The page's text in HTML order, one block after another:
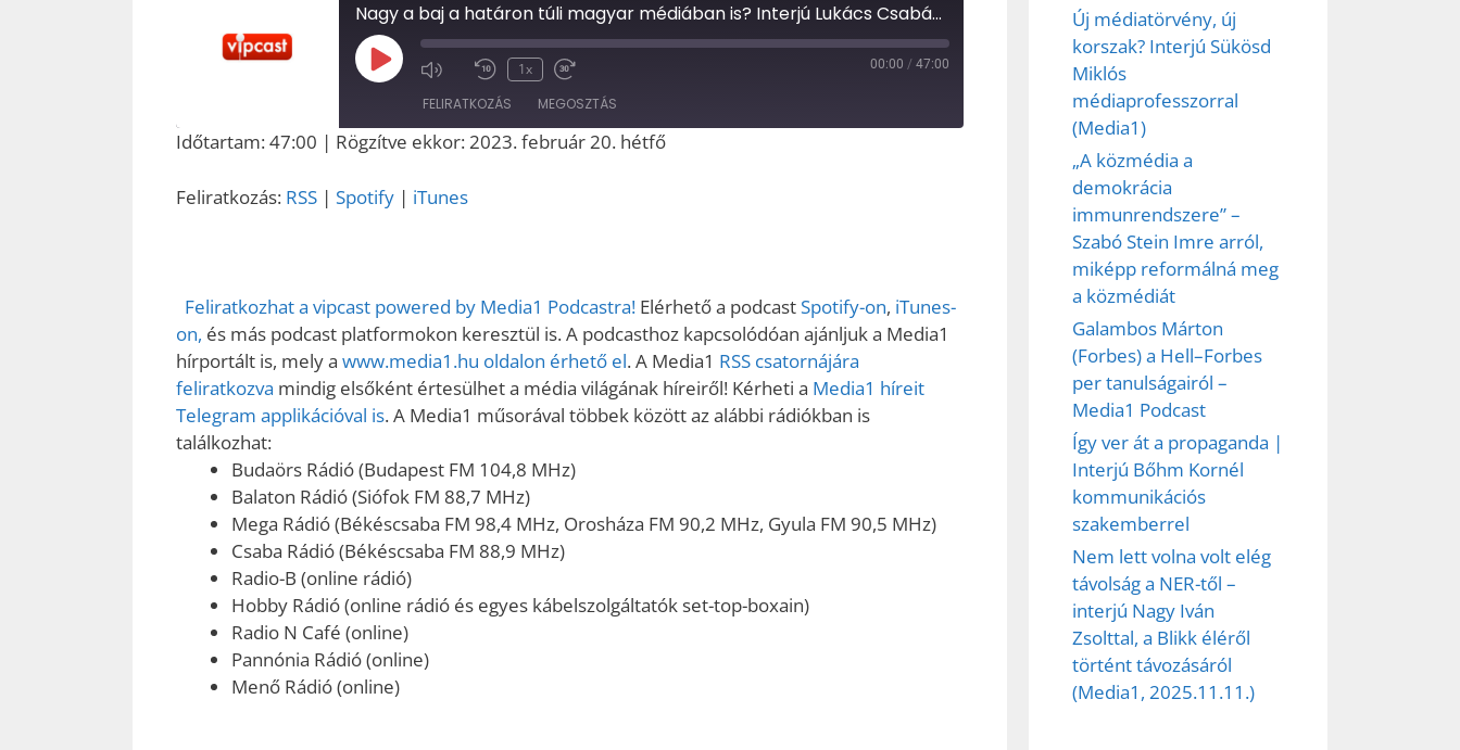
Nagy a baj a határon túli magyar médiában is? Interjú Lukács Csabával, a Magyar Hang lapigazgatójával (Media1, 2023.02.20.)
Play
Episode
1x 00:00 / 47:00
FELIRATKOZÁS MEGOSZTÁS
Időtartam: 47:00 | Rögzítve ekkor: 2023. február 20. hétfő
Feliratkozás: RSS | Spotify | iTunes
Feliratkozhat a vipcast powered by Media1 Podcastra! Elérhető a podcastSpotify-on, iTunes-
on, és más podcast platformokon keresztül is. A podcasthoz kapcsolódóan ajánljuk a Media1
hírportált is, mely a www.media1.hu oldalon érhető el. A Media1 RSS csatornájára
feliratkozva mindig elsőként értesülhet a média világának híreiről! Kérheti a Media1 híreit
Telegram applikációval is. A Media1 műsorával többek között az alábbi rádiókban is
találkozhat:
Budaörs Rádió (Budapest FM 104,8 MHz)
Balaton Rádió (Siófok FM 88,7 MHz)
Mega Rádió (Békéscsaba FM 98,4 MHz, Orosháza FM 90,2 MHz, Gyula FM 90,5 MHz)
Csaba Rádió (Békéscsaba FM 88,9 MHz)
Radio-B (online rádió)
Hobby Rádió (online rádió és egyes kábelszolgáltatók set-top-boxain)
Radio N Café (online)
Pannónia Rádió (online)
Menő Rádió (online)
Új médiatörvény, új
korszak? Interjú Sükösd
Miklós
médiaprofesszorral
(Media1)
„A közmédia a
demokrácia
immunrendszere” –
Szabó Stein Imre arról,
miképp reformálná meg
a közmédiát
Galambos Márton
(Forbes) a Hell–Forbes
per tanulságairól –
Media1 Podcast
Így ver át a propaganda |
Interjú Bőhm Kornél
kommunikációs
szakemberrel
Nem lett volna volt elég
távolság a NER-től –
interjú Nagy Iván
Zsolttal, a Blikk éléről
történt távozásáról
(Media1, 2025.11.11.)